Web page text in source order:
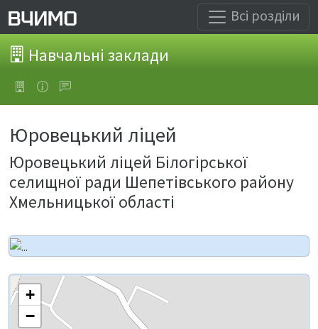
Всі розділи
Навчальні заклади
Юровецький ліцей
Юровецький ліцей Білогірської
селищної ради Шепетівського району
Хмельницької області
+
−